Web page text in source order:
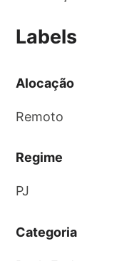
Labels
Alocação
Remoto
Regime
PJ
Categoria